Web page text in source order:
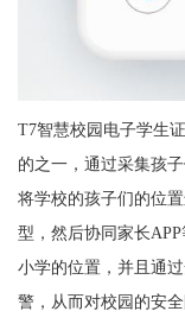
T7智慧校园电子学生
的之一，通过采集孩
将学校的孩子们的位
型，然后协同家长
小学的位置，并且通
警，从而对校园的安